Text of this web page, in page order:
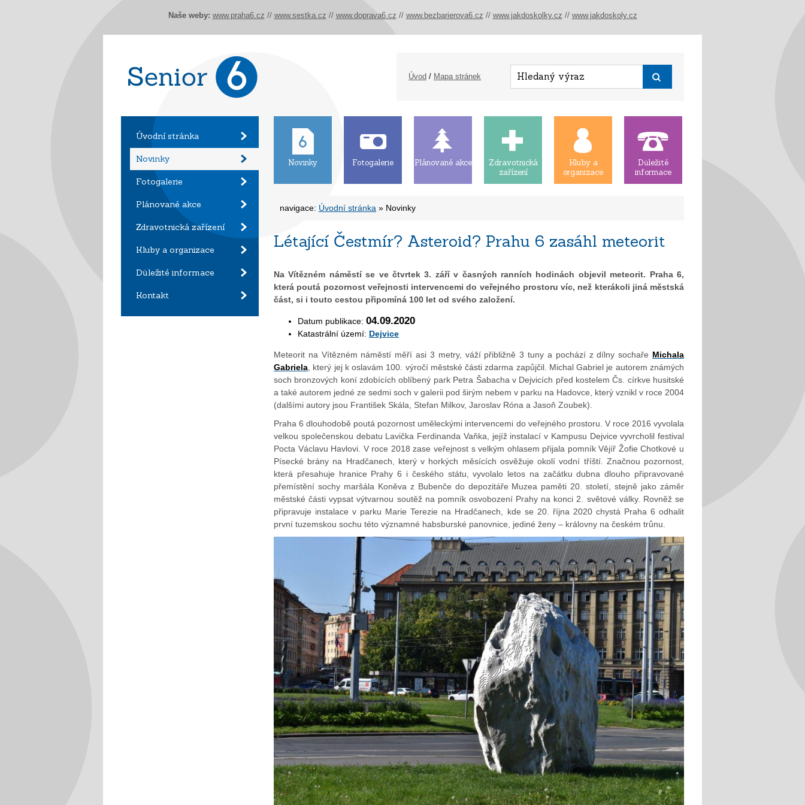
Úvod / Mapa stránek
Úvodní stránka
Novinky
Fotogalerie
Plánované akce
Zdravotnická zařízení
Kluby a organizace
Důležité informace
Kontakt
Novinky Fotogalerie Plánované akce
Zdravotnická
zařízení
Kluby a
organizace
Důležité
informace
navigace: Úvodní stránka » Novinky
Létající Čestmír? Asteroid? Prahu 6 zasáhl meteorit
Na Vítězném náměstí se ve čtvrtek 3. září v časných ranních hodinách objevil meteorit. Praha 6,
která poutá pozornost veřejnosti intervencemi do veřejného prostoru víc, než kterákoli jiná městská
část, si i touto cestou připomíná 100 let od svého založení.
Datum publikace: 04.09.2020
Katastrální území: Dejvice
Meteorit na Vítězném náměstí měří asi 3 metry, váží přibližně 3 tuny a pochází z dílny sochaře Michala
Gabriela , který jej k oslavám 100. výročí městské části zdarma zapůjčil. Michal Gabriel je autorem známých
soch bronzových koní zdobících oblíbený park Petra Šabacha v Dejvicích před kostelem Čs. církve husitské
a také autorem jedné ze sedmi soch v galerii pod širým nebem v parku na Hadovce, který vznikl v roce 2004
(dalšími autory jsou František Skála, Stefan Milkov, Jaroslav Róna a Jasoň Zoubek).
Praha 6 dlouhodobě poutá pozornost uměleckými intervencemi do veřejného prostoru. V roce 2016 vyvolala
velkou společenskou debatu Lavička Ferdinanda Vaňka, jejíž instalací v Kampusu Dejvice vyvrcholil festival
Pocta Václavu Havlovi. V roce 2018 zase veřejnost s velkým ohlasem přijala pomník Vějíř Žofie Chotkové u
Písecké brány na Hradčanech, který v horkých měsících osvěžuje okolí vodní tříští. Značnou pozornost,
která přesahuje hranice Prahy 6 i českého státu, vyvolalo letos na začátku dubna dlouho připravované
přemístění sochy maršála Koněva z Bubenče do depozitáře Muzea paměti 20. století, stejně jako záměr
městské části vypsat výtvarnou soutěž na pomník osvobození Prahy na konci 2. světové války. Rovněž se
připravuje instalace v parku Marie Terezie na Hradčanech, kde se 20. října 2020 chystá Praha 6 odhalit
první tuzemskou sochu této významné habsburské panovnice, jediné ženy – královny na českém trůnu.
Naše weby: www.praha6.cz // www.sestka.cz // www.doprava6.cz // www.bezbarierova6.cz // www.jakdoskolky.cz // www.jakdoskoly.cz